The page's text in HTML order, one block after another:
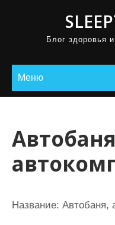
Блог здоровья
Меню
Название: Автобаня,